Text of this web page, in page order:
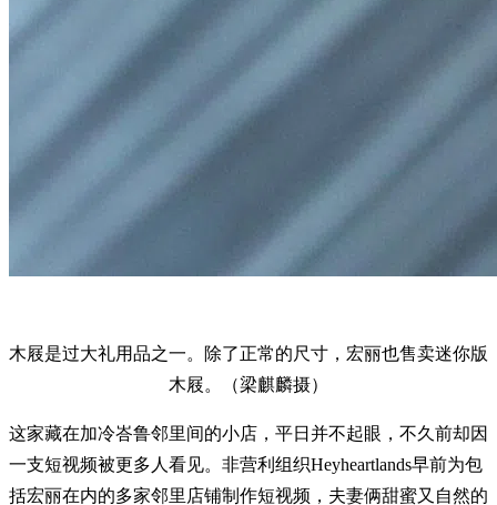
木屐是过大礼用品之一。除了正常的尺寸，宏丽也售卖迷你版
木屐。（梁麒麟摄）
这家藏在加冷峇鲁邻里间的小店，平日并不起眼，不久前却因
一支短视频被更多人看见。非营利组织Heyheartlands早前为包
括宏丽在内的多家邻里店铺制作短视频，夫妻俩甜蜜又自然的